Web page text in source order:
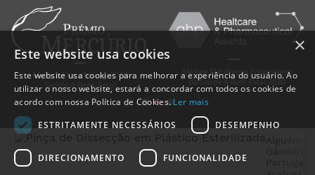
×
Este website usa cookies
Este website usa cookies para melhorar a experiência do usuário. Ao
utilizar o nosso website, estará a concordar com todos os cookies de
acordo com nossa Política de Cookies. Ler mais
ESTRITAMENTE NECESSÁRIOS
DESEMPENHO
DIRECIONAMENTO FUNCIONALIDADE